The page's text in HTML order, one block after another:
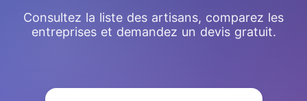
Consultez la liste des artisans, comparez les
entreprises et demandez un devis gratuit.